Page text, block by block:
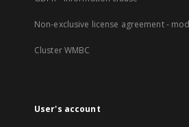
Non-exclusive license agreement -
Cluster WMBC
User's account